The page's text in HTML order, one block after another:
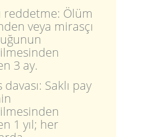
reddetme: Ölüm
veya mirasçı
3 ay.
Saklı pay
1 yıl; her